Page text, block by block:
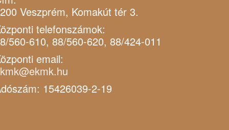
Veszprém, Komakút tér 3.
telefonszámok:
560-610, 88/560-620, 88/424-011
email:
15426039-2-19